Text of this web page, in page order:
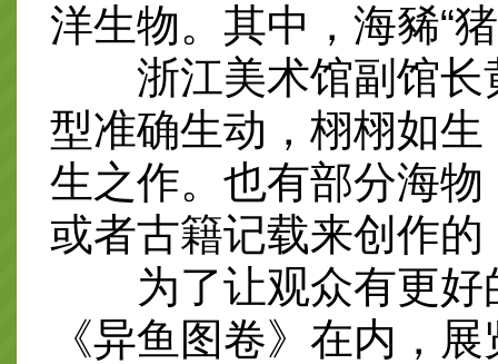
洋生物。其中，海豨“
浙江美术馆副馆长
型准确生动，栩栩如
生之作。也有部分海
或者古籍记载来创作
为了让观众有更好
《异鱼图卷》在内，